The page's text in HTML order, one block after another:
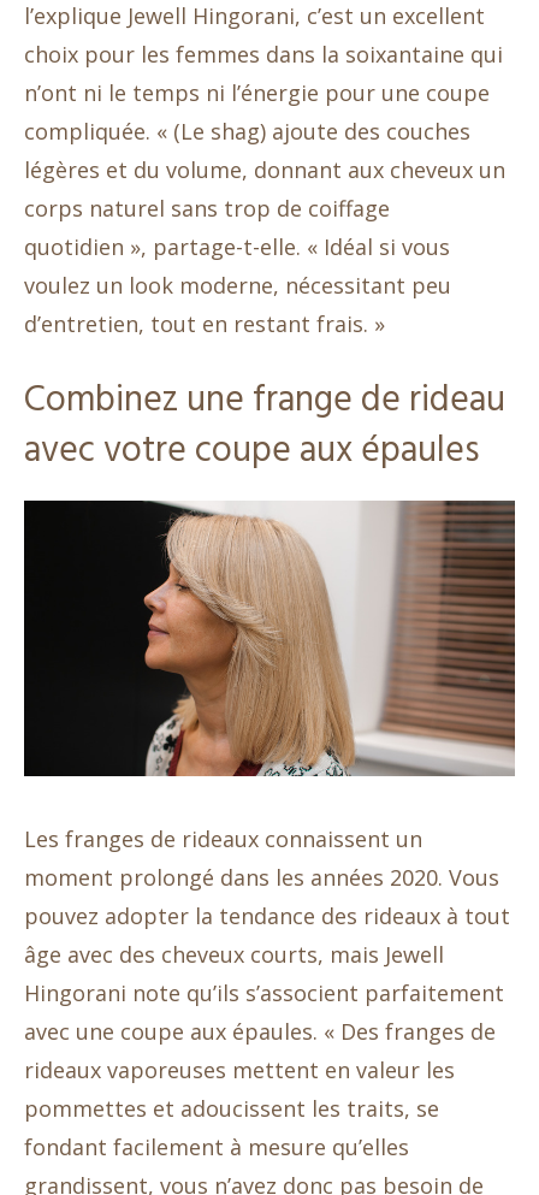
l’explique Jewell Hingorani, c’est un excellent
choix pour les femmes dans la soixantaine qui
n’ont ni le temps ni l’énergie pour une coupe
compliquée. « (Le shag) ajoute des couches
légères et du volume, donnant aux cheveux un
corps naturel sans trop de coiffage
quotidien », partage-t-elle. « Idéal si vous
voulez un look moderne, nécessitant peu
d’entretien, tout en restant frais. »
Combinez une frange de rideau
avec votre coupe aux épaules
Les franges de rideaux connaissent un
moment prolongé dans les années 2020. Vous
pouvez adopter la tendance des rideaux à tout
âge avec des cheveux courts, mais Jewell
Hingorani note qu’ils s’associent parfaitement
avec une coupe aux épaules. « Des franges de
rideaux vaporeuses mettent en valeur les
pommettes et adoucissent les traits, se
fondant facilement à mesure qu’elles
grandissent, vous n’avez donc pas besoin de